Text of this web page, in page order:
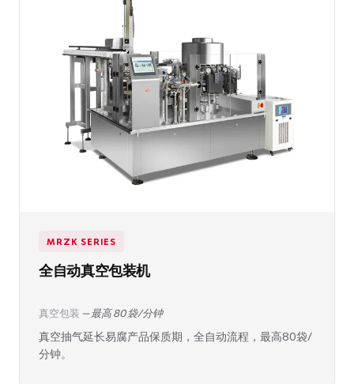
MRZK SERIES
全自动真空包装机
真空包装 — 最高 80 袋/分钟
真空抽气延长易腐产品保质期，全自动流程，最高80袋/
分钟。